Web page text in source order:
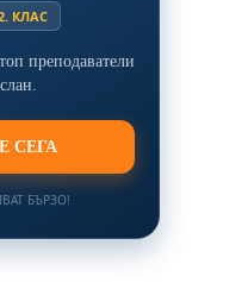
КЛАС
преподаватели
СЕГА
БЪРЗО!